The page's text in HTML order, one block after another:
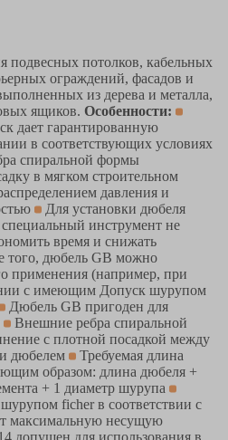
подвесных потолков, кабельных
ограждений, фасадов и
из дерева и металла,
ящиков. Особенности:
дает гарантированную
в соответствующих условиях
спиральной формы
в мягком строительном
давления и
Для установки дюбеля
инструмент не
время и снижать
того, дюбель GB можно
применения (например, при
с имеющим Допуск шурупом
Дюбель GB пригоден для
Внешние ребра спиральной
с плотной посадкой между
дюбелем
Требуемая длина
образом: длина дюбеля +
+ 1 диаметр шурупа
ficher в соответствии с
максимальную несущую
допущен для использования в